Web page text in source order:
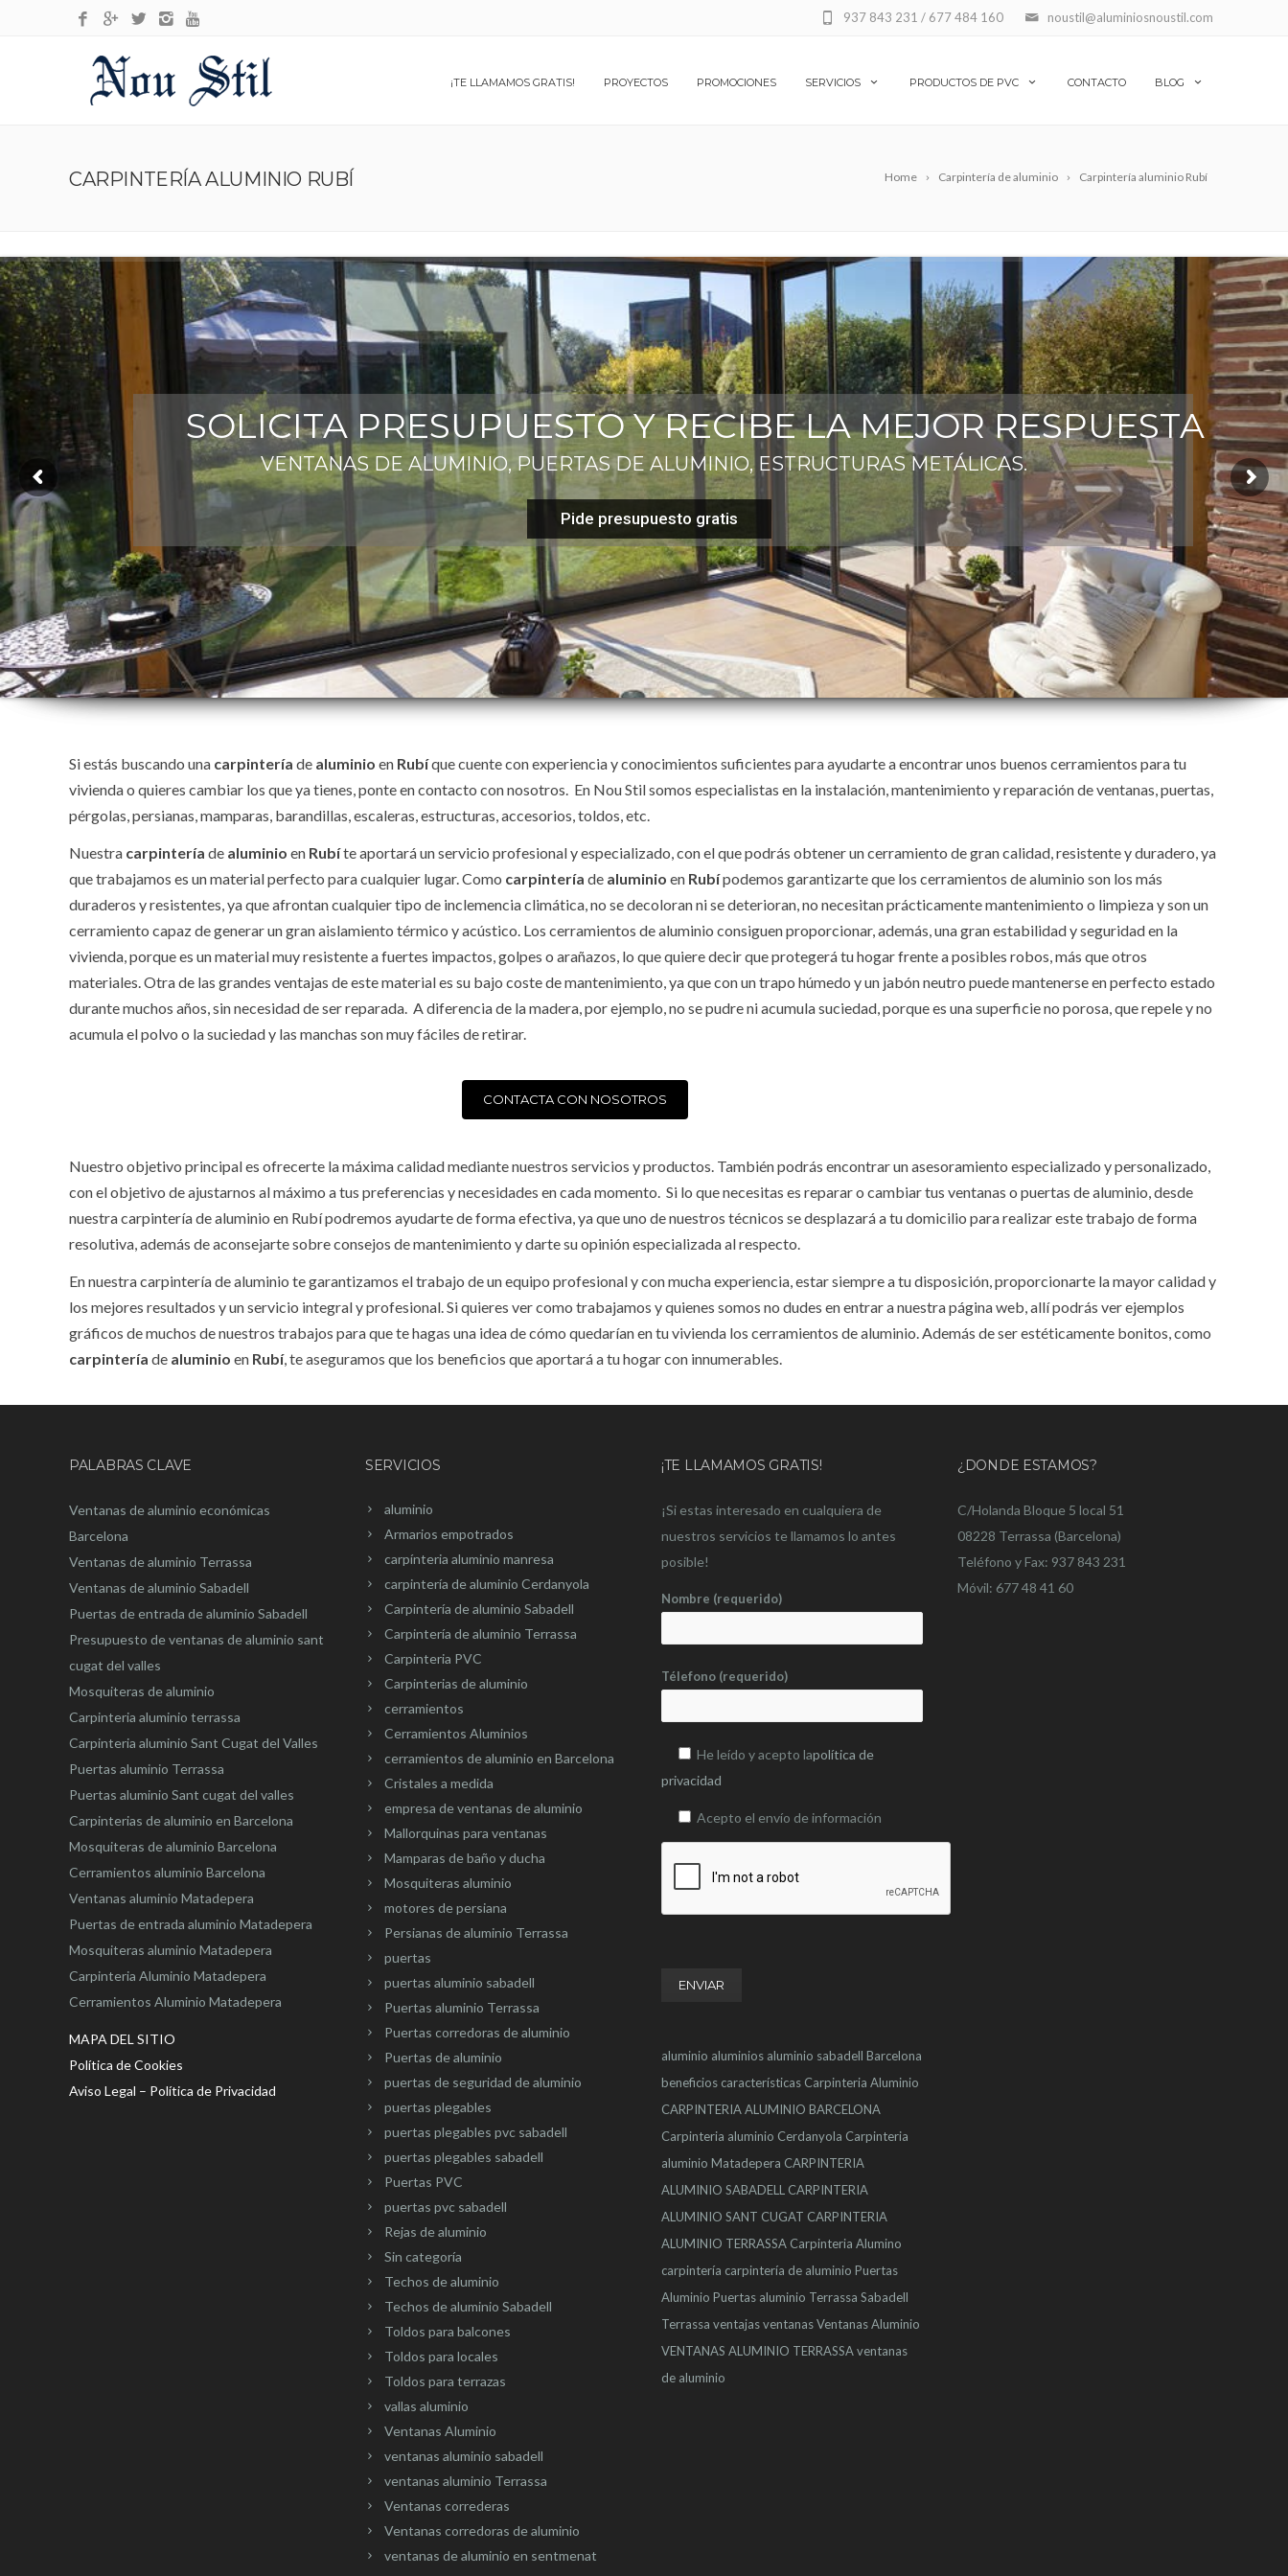
noustil@aluminiosnoustil.com
937 843 231 / 677 484 160
¡TE LLAMAMOS GRATIS! PROYECTOS PROMOCIONES SERVICIOS PRODUCTOS DE PVC CONTACTO BLOG
Home Carpintería de aluminio Carpintería aluminio Rubí
CARPINTERÍA ALUMINIO RUBÍ
SOLICITA PRESUPUESTO Y RECIBE LA MEJOR RESPUESTA
VENTANAS DE ALUMINIO, PUERTAS DE ALUMINIO, ESTRUCTURAS METÁLICAS.
Pide presupuesto gratis
Si estás buscando una carpintería de aluminio en Rubíque cuente con experiencia y conocimientos suficientes para ayudarte a encontrar unos buenos cerramientos para tu
vivienda o quieres cambiar los que ya tienes, ponte en contacto con nosotros. En Nou Stil somos especialistas en la instalación, mantenimiento y reparación de ventanas, puertas,
pérgolas, persianas, mamparas, barandillas, escaleras, estructuras, accesorios, toldos, etc.
Nuestra carpintería de aluminio en Rubíte aportará un servicio profesional y especializado, con el que podrás obtener un cerramiento de gran calidad, resistente y duradero, ya
que trabajamos es un material perfecto para cualquier lugar. Como carpintería de aluminio en Rubípodemos garantizarte que los cerramientos de aluminio son los más
duraderos y resistentes, ya que afrontan cualquier tipo de inclemencia climática, no se decoloran ni se deterioran, no necesitan prácticamente mantenimiento o limpieza y son un
cerramiento capaz de generar un gran aislamiento térmico y acústico. Los cerramientos de aluminio consiguen proporcionar, además, una gran estabilidad y seguridad en la
vivienda, porque es un material muy resistente a fuertes impactos, golpes o arañazos, lo que quiere decir que protegerá tu hogar frente a posibles robos, más que otros
materiales. Otra de las grandes ventajas de este material es su bajo coste de mantenimiento, ya que con un trapo húmedo y un jabón neutro puede mantenerse en perfecto estado
durante muchos años, sin necesidad de ser reparada. A diferencia de la madera, por ejemplo, no se pudre ni acumula suciedad, porque es una superficie no porosa, que repele y no
acumula el polvo o la suciedad y las manchas son muy fáciles de retirar.
CONTACTA CON NOSOTROS
Nuestro objetivo principal es ofrecerte la máxima calidad mediante nuestros servicios y productos. También podrás encontrar un asesoramiento especializado y personalizado,
con el objetivo de ajustarnos al máximo a tus preferencias y necesidades en cada momento. Si lo que necesitas es reparar o cambiar tus ventanas o puertas de aluminio, desde
nuestra carpintería de aluminio en Rubí podremos ayudarte de forma efectiva, ya que uno de nuestros técnicos se desplazará a tu domicilio para realizar este trabajo de forma
resolutiva, además de aconsejarte sobre consejos de mantenimiento y darte su opinión especializada al respecto.
En nuestra carpintería de aluminio te garantizamos el trabajo de un equipo profesional y con mucha experiencia, estar siempre a tu disposición, proporcionarte la mayor calidad y
los mejores resultados y un servicio integral y profesional. Si quieres ver como trabajamos y quienes somos no dudes en entrar a nuestra página web, allí podrás ver ejemplos
gráficos de muchos de nuestros trabajos para que te hagas una idea de cómo quedarían en tu vivienda los cerramientos de aluminio. Además de ser estéticamente bonitos, como
carpintería de aluminio en Rubí, te aseguramos que los beneficios que aportará a tu hogar con innumerables.
PALABRAS CLAVE
Ventanas de aluminio económicas
Barcelona
Ventanas de aluminio Terrassa
Ventanas de aluminio Sabadell
Puertas de entrada de aluminio Sabadell
Presupuesto de ventanas de aluminio sant
cugat del valles
Mosquiteras de aluminio
Carpinteria aluminio terrassa
Carpinteria aluminio Sant Cugat del Valles
Puertas aluminio Terrassa
Puertas aluminio Sant cugat del valles
Carpinterias de aluminio en Barcelona
Mosquiteras de aluminio Barcelona
Cerramientos aluminio Barcelona
Ventanas aluminio Matadepera
Puertas de entrada aluminio Matadepera
Mosquiteras aluminio Matadepera
Carpinteria Aluminio Matadepera
Cerramientos Aluminio Matadepera
MAPA DEL SITIO
Política de Cookies
Aviso Legal – Política de Privacidad
SERVICIOS
aluminio
Armarios empotrados
carpínteria aluminio manresa
carpintería de aluminio Cerdanyola
Carpintería de aluminio Sabadell
Carpintería de aluminio Terrassa
Carpinteria PVC
Carpinterias de aluminio
cerramientos
Cerramientos Aluminios
cerramientos de aluminio en Barcelona
Cristales a medida
empresa de ventanas de aluminio
Mallorquinas para ventanas
Mamparas de baño y ducha
Mosquiteras aluminio
motores de persiana
Persianas de aluminio Terrassa
puertas
puertas aluminio sabadell
Puertas aluminio Terrassa
Puertas corredoras de aluminio
Puertas de aluminio
puertas de seguridad de aluminio
puertas plegables
puertas plegables pvc sabadell
puertas plegables sabadell
Puertas PVC
puertas pvc sabadell
Rejas de aluminio
Sin categoría
Techos de aluminio
Techos de aluminio Sabadell
Toldos para balcones
Toldos para locales
Toldos para terrazas
vallas aluminio
Ventanas Aluminio
ventanas aluminio sabadell
ventanas aluminio Terrassa
Ventanas correderas
Ventanas corredoras de aluminio
ventanas de aluminio en sentmenat
¡TE LLAMAMOS GRATIS!
¡Si estas interesado en cualquiera de
nuestros servicios te llamamos lo antes
posible!
Nombre (requerido)
Télefono (requerido)
He leído y acepto lapolítica de
privacidad
Acepto el envío de información
aluminio aluminios aluminio sabadell Barcelona
beneficios características Carpinteria Aluminio
CARPINTERIA ALUMINIO BARCELONA
Carpinteria aluminio Cerdanyola Carpinteria
aluminio Matadepera CARPINTERIA
ALUMINIO SABADELL CARPINTERIA
ALUMINIO SANT CUGAT CARPINTERIA
ALUMINIO TERRASSA Carpinteria Alumino
carpintería carpintería de aluminio Puertas
Aluminio Puertas aluminio Terrassa Sabadell
Terrassa ventajasventanasVentanas Aluminio
VENTANAS ALUMINIO TERRASSAventanas
de aluminio
¿DONDE ESTAMOS?
C/Holanda Bloque 5 local 51
08228 Terrassa (Barcelona)
Teléfono y Fax: 937 843 231
Móvil: 677 48 41 60